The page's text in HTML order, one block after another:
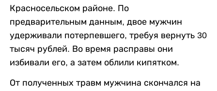
Красносельском районе. По
предварительным данным, двое мужчин
удерживали потерпевшего, требуя вернуть 30
тысяч рублей. Во время расправы они
избивали его, а затем облили кипятком.
От полученных травм мужчина скончался на